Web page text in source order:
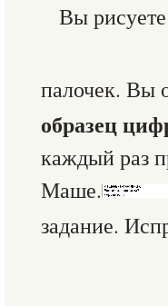
Вы рисуете
палочек. Вы
образец
каждый раз
Маше.
задание.